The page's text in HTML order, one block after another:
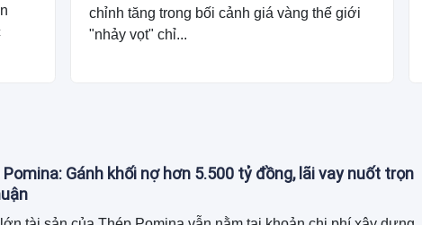
chỉnh tăng trong bối cảnh giá vàng thế giới
"nhảy vọt" chỉ...
Gánh khối nợ hơn 5.500 tỷ đồng, lãi vay nuốt trọn